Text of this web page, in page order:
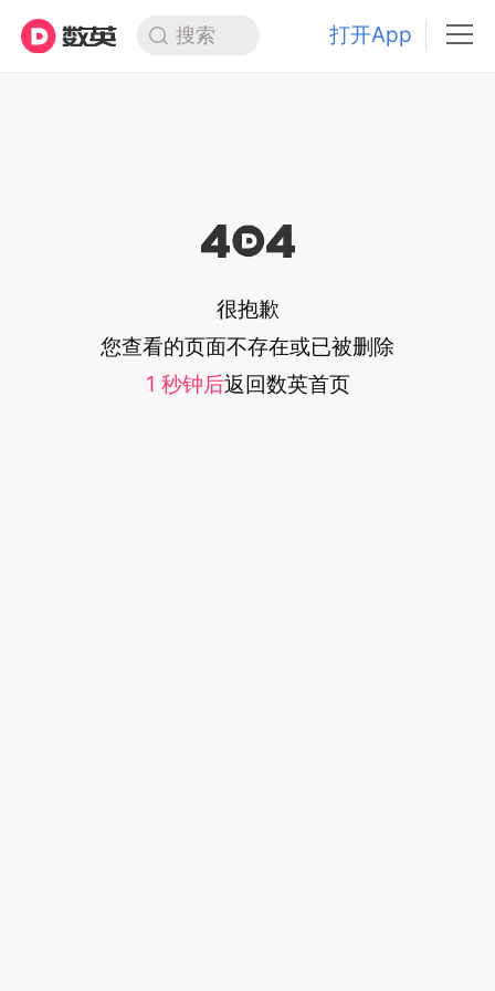
搜索 打开App
很抱歉
您查看的页面不存在或已被删除
1 秒钟后返回数英首页